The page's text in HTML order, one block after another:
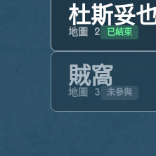
杜斯妥
地圖 2 已結束
賊窩
地圖 3 未參與